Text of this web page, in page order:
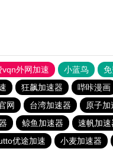
vqn外网加速 小蓝鸟
狂飙加速器
哔咔漫画
网 台湾加速器
原子
鲸鱼加速器
速帆加速
优途加速
小麦加速器